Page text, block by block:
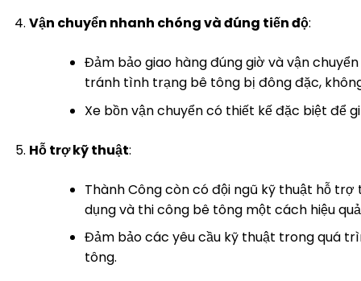
Vận chuyển nhanh chóng và đúng tiến độ:
Đảm bảo giao hàng đúng giờ và vận
tránh tình trạng bê tông bị đông đặc,
Xe bồn vận chuyển có thiết kế đặc biệt để
Hỗ trợ kỹ thuật:
Thành Công còn có đội ngũ kỹ thuật hỗ
dụng và thi công bê tông một cách hiệu
Đảm bảo các yêu cầu kỹ thuật trong quá
tông.